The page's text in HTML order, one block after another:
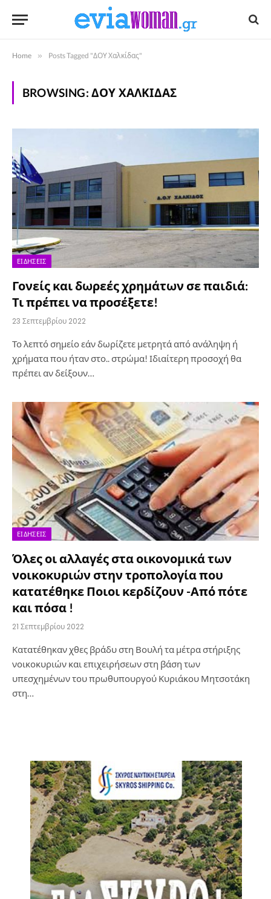
Home » Posts Tagged "ΔΟΥ Χαλκίδας"
BROWSING: ΔΟΥ ΧΑΛΚΊΔΑΣ
ΕΙΔΉΣΕΙΣ
Γονείς και δωρεές χρημάτων σε παιδιά:
Τι πρέπει να προσέξετε!
23 Σεπτεμβρίου 2022
Το λεπτό σημείο εάν δωρίζετε μετρητά από ανάληψη ή
χρήματα που ήταν στο.. στρώμα! Ιδιαίτερη προσοχή θα
πρέπει αν δείξουν…
ΕΙΔΉΣΕΙΣ
Όλες οι αλλαγές στα οικονομικά των
νοικοκυριών στην τροπολογία που
κατατέθηκε Ποιοι κερδίζουν -Από πότε
και πόσα !
21 Σεπτεμβρίου 2022
Κατατέθηκαν χθες βράδυ στη Βουλή τα μέτρα στήριξης
νοικοκυριών και επιχειρήσεων στη βάση των
υπεσχημένων του πρωθυπουργού Κυριάκου Μητσοτάκη
στη…